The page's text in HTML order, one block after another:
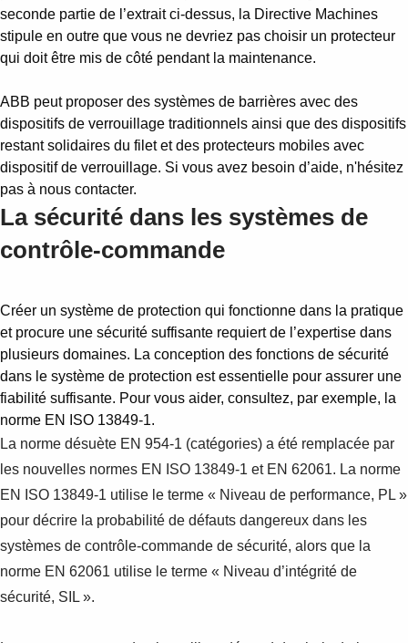
seconde partie de l’extrait ci-dessus, la Directive Machines
stipule en outre que vous ne devriez pas choisir un protecteur
qui doit être mis de côté pendant la maintenance.
ABB peut proposer des systèmes de barrières avec des
dispositifs de verrouillage traditionnels ainsi que des dispositifs
restant solidaires du filet et des protecteurs mobiles avec
dispositif de verrouillage. Si vous avez besoin d’aide, n'hésitez
pas à nous contacter.
La sécurité dans les systèmes de
contrôle-commande
Créer un système de protection qui fonctionne dans la pratique
et procure une sécurité suffisante requiert de l’expertise dans
plusieurs domaines. La conception des fonctions de sécurité
dans le système de protection est essentielle pour assurer une
fiabilité suffisante. Pour vous aider, consultez, par exemple, la
norme EN ISO 13849-1.
La norme désuète EN 954-1 (catégories) a été remplacée par
les nouvelles normes EN ISO 13849-1 et EN 62061. La norme
EN ISO 13849-1 utilise le terme « Niveau de performance, PL »
pour décrire la probabilité de défauts dangereux dans les
systèmes de contrôle-commande de sécurité, alors que la
norme EN 62061 utilise le terme « Niveau d’intégrité de
sécurité, SIL ».